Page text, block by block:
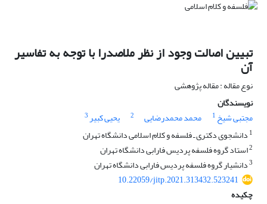
تبیین اصالت وجود از نظر ملاصدرا با توجه به تفاسیر
آن
نوع مقاله : مقاله پژوهشی
نویسندگان
مجتبی شیخ 1 محمد محمدرضایی 2 یحیی کبیر3
1 دانشجوی دکتری ـ فلسفه و کلام اسلامی دانشگاه تهران
2استاد گروه فلسفه پردیس فارابی دانشگاه تهران
3دانشیار گروه فلسفه پردیس فارابی دانشگاه تهران
10.22059/jitp.2021.313432.523241
چکیده